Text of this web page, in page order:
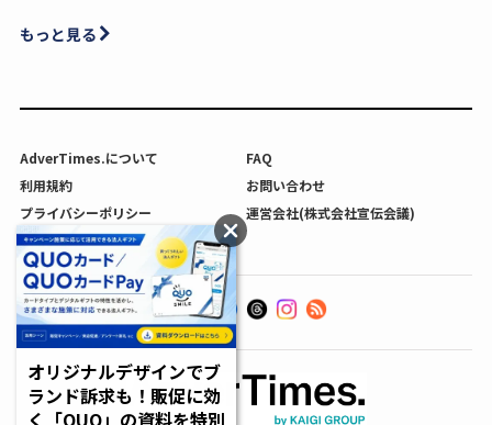
もっと見る
AdverTimes.について
FAQ
利用規約
お問い合わせ
プライバシーポリシー
運営会社(株式会社宣伝会議)
利用者情報の外部送信について
オリジナルデザインでブ
ランド訴求も！販促に効
く「QUO」の資料を特別